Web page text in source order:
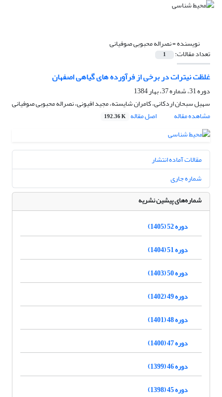
نویسنده =نصراله محبوبی صوفیانی
تعداد مقالات: 1
غلظت نیترات در برخی از فرآورده های گیاهی اصفهان
دوره 31، شماره 37، بهار 1384
سهیل سبحان اردکانی، کامران شایسته، مجید افیونی، نصراله محبوبی صوفیانی
مشاهده مقاله
اصل مقاله 192.36 K
مقالات آماده انتشار
شماره جاری
شماره‌های پیشین نشریه
دوره 52 (1405)
دوره 51 (1404)
دوره 50 (1403)
دوره 49 (1402)
دوره 48 (1401)
دوره 47 (1400)
دوره 46 (1399)
دوره 45 (1398)